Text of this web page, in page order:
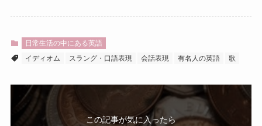
日常生活の中にある英語
イディオム
スラング・口語表現 会話表現 有名人の英語 歌
この記事が気に入ったら